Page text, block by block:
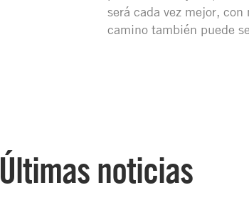
será cada vez mejor,
camino también puede
Últimas noticias